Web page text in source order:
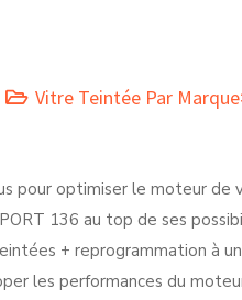
Vitre Teintée Par
pour optimiser le moteur
136 au top de ses
+ reprogrammation à
les performances du